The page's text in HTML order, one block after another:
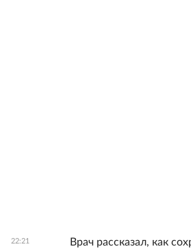
22:21
Врач рассказал, как